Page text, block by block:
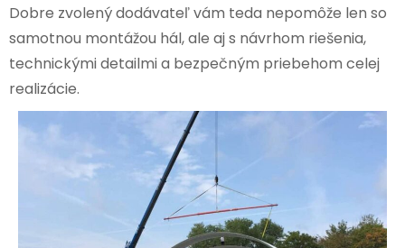
Dobre zvolený dodávateľ vám teda nepomôže len so
samotnou montážou hál, ale aj s návrhom riešenia,
technickými detailmi a bezpečným priebehom celej
realizácie.